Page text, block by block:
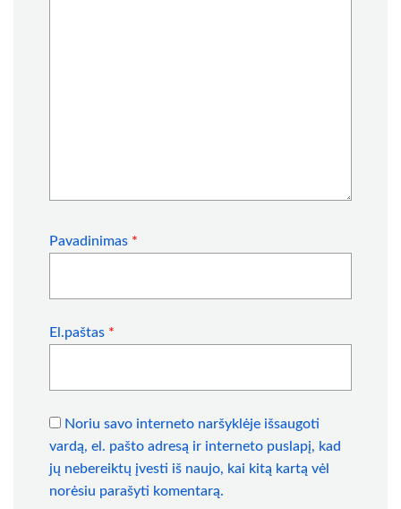
Pavadinimas *
El.paštas *
Noriu savo interneto naršyklėje išsaugoti
vardą, el. pašto adresą ir interneto puslapį, kad
jų nebereiktų įvesti iš naujo, kai kitą kartą vėl
norėsiu parašyti komentarą.